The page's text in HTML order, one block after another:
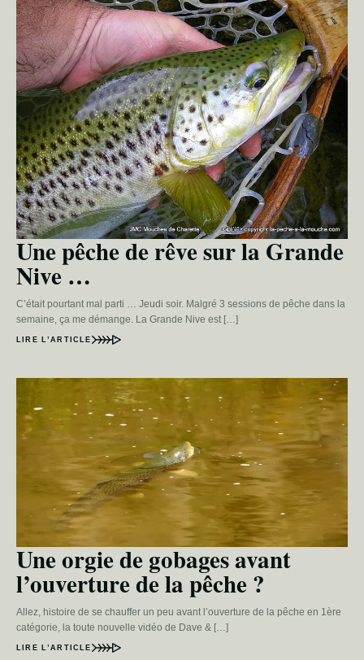
Une pêche de rêve sur la Grande
Nive …
C’était pourtant mal parti … Jeudi soir. Malgré 3 sessions de pêche dans la
semaine, ça me démange. La Grande Nive est […]
LIRE L’ARTICLE
Une orgie de gobages avant
l’ouverture de la pêche ?
Allez, histoire de se chauffer un peu avant l’ouverture de la pêche en 1ère
catégorie, la toute nouvelle vidéo de Dave & […]
LIRE L’ARTICLE